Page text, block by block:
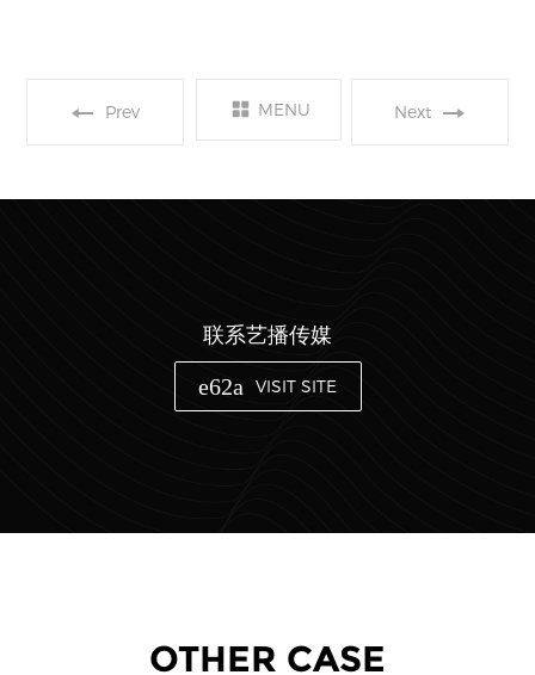
Prev
2020第八届中国好 MENU Next
2021第二届《未来星
联系艺播传媒
VISIT SITE
OTHER CASE